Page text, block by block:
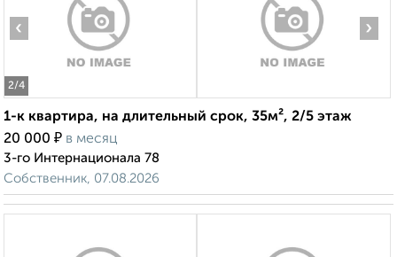
2/4
‹ ›
1-к квартира, на длительный срок, 35м², 2/5 этаж
20 000 ₽ в месяц
3-го Интернационала 78
Собственник, 07.08.2026